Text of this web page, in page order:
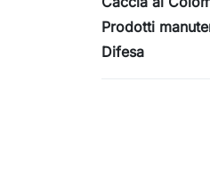
Prodotti
Difesa